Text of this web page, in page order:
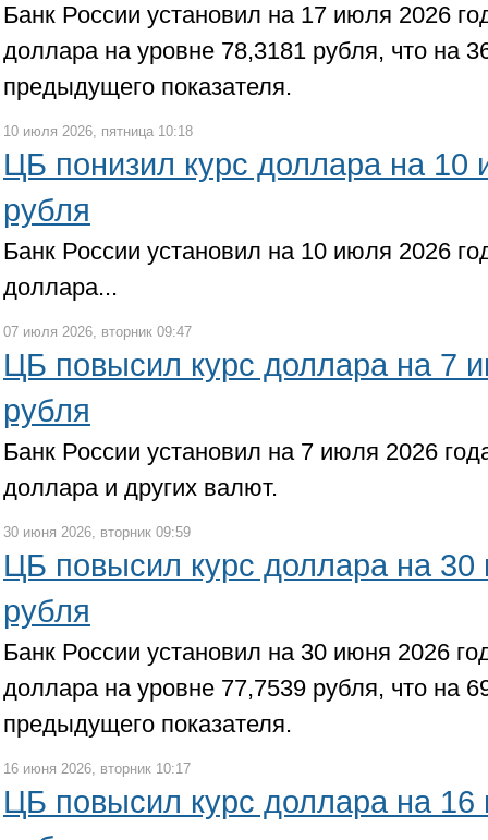
Банк России установил на 17 июля 2026
доллара на уровне 78,3181 рубля, что на
предыдущего показателя.
10 июля 2026, пятница 10:18
ЦБ понизил курс доллара на 10
рубля
Банк России установил на 10 июля 2026
доллара...
07 июля 2026, вторник 09:47
ЦБ повысил курс доллара на 7
рубля
Банк России установил на 7 июля 2026
доллара и других валют.
30 июня 2026, вторник 09:59
ЦБ повысил курс доллара на
рубля
Банк России установил на 30 июня 2026
доллара на уровне 77,7539 рубля, что на
предыдущего показателя.
16 июня 2026, вторник 10:17
ЦБ повысил курс доллара на